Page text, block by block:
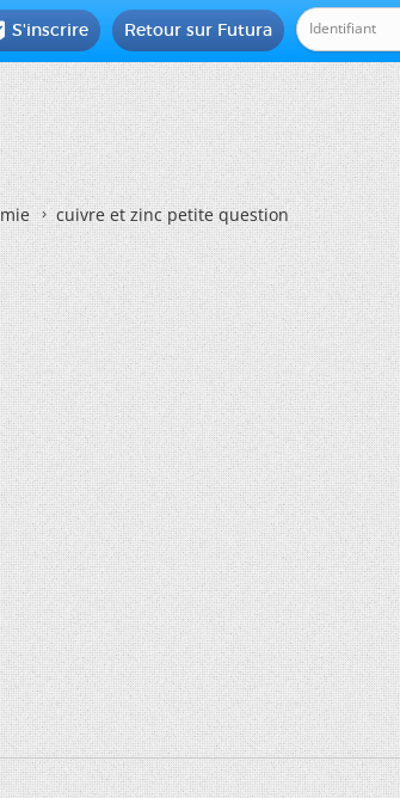
Retour sur Futura
S'inscrire
cuivre et zinc petite question